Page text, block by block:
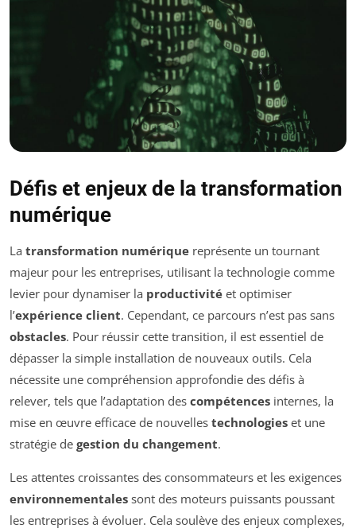
Défis et enjeux de la transformation
numérique
La transformation numérique représente un tournant
majeur pour les entreprises, utilisant la technologie comme
levier pour dynamiser la productivité et optimiser
l’expérience client. Cependant, ce parcours n’est pas sans
obstacles. Pour réussir cette transition, il est essentiel de
dépasser la simple installation de nouveaux outils. Cela
nécessite une compréhension approfondie des défis à
relever, tels que l’adaptation des compétences internes, la
mise en œuvre efficace de nouvelles technologies et une
stratégie de gestion du changement.
Les attentes croissantes des consommateurs et les exigences
environnementales sont des moteurs puissants poussant
les entreprises à évoluer. Cela soulève des enjeux complexes,